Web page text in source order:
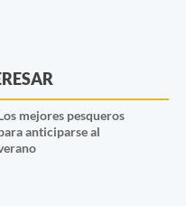
mejores pesqueros
anticiparse al